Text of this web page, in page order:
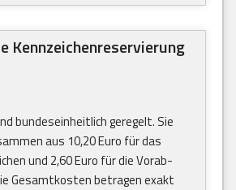
Kennzeichenreservierung
bundeseinheitlich geregelt. Sie
aus 10,20 Euro für das
und 2,60 Euro für die Vorab-
Gesamtkosten betragen exakt